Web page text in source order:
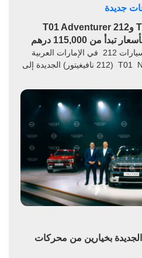
جديدة
إطلاق 212 T01 Navigator و212 T01 Adventurer
وسّعت ليجند موتورز تشكيلة سيارات 212 في الإمارات العربية
المتحدة بإطلاق 212 T01 Navigator (212 نافيغيتور) الجديدة إلى
بخيارين من محركات